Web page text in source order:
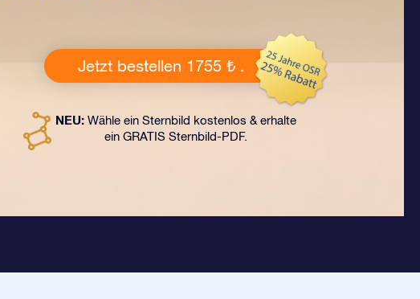
Jetzt bestellen 1755 ₺ .
NEU:Wähle ein Sternbild kostenlos & erhalte
ein GRATIS Sternbild-PDF.